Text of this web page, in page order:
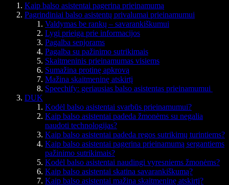
Kaip balso asistentai pagerina prieinamumą
Pagrindiniai balso asistentų privalumai prieinamumui
Valdymas be rankų – savarankiškumui
Lygi prieiga prie informacijos
Pagalba senjorams
Pagalba su pažinimo sutrikimais
Skaitmeninis prieinamumas visiems
Sumažina protinę apkrovą
Mažina skaitmeninę atskirtį
Speechify: geriausias balso asistentas prieinamumui
DUK
Kodėl balso asistentai svarbūs prieinamumui?
Kaip balso asistentai padeda žmonėms su negalia
naudoti technologijas?
Kaip balso asistentai padeda regos sutrikimų turintiems?
Kaip balso asistentai pagerina prieinamumą sergantiems
pažinimo sutrikimais?
Kodėl balso asistentai naudingi vyresniems žmonėms?
Kaip balso asistentai skatina savarankiškumą?
Kaip balso asistentai mažina skaitmeninę atskirtį?